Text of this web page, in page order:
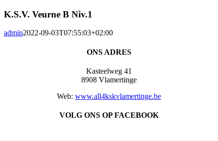
K.S.V. Veurne B Niv.1
admin2022-09-03T07:55:03+02:00
ONS ADRES
Kasteelweg 41
8908 Vlamertinge
Web: www.all4kskvlamertinge.be
VOLG ONS OP FACEBOOK